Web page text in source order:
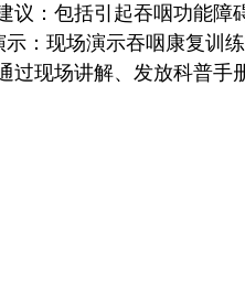
议：包括引起吞咽功能障
示：现场演示吞咽康复训
过现场讲解、发放科普